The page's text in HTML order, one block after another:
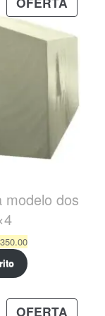
EN
modelo dos
El
actual
S/ 1,350.00.
OFERTA